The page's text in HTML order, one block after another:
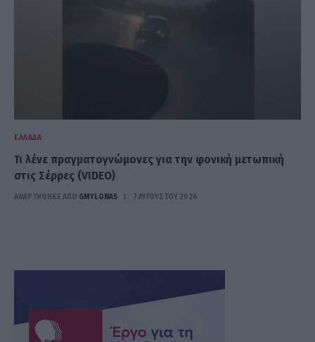
ΕΛΛΆΔΑ
Τι λένε πραγματογνώμονες για την φονική μετωπική
στις Σέρρες (VIDEO)
ΑΝΑΡΤΗΘΗΚΕ ΑΠΟ GMYLONAS 7 ΑΥΓΟΎΣΤΟΥ 2026